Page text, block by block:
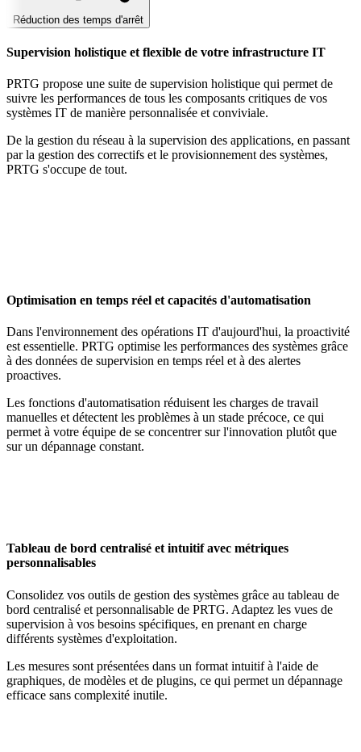
Réduction des temps d'arrêt
Supervision holistique et flexible de votre infrastructure IT
PRTG propose une suite de supervision holistique qui permet de
suivre les performances de tous les composants critiques de vos
systèmes IT de manière personnalisée et conviviale.
De la gestion du réseau à la supervision des applications, en passant
par la gestion des correctifs et le provisionnement des systèmes,
PRTG s'occupe de tout.
Optimisation en temps réel et capacités d'automatisation
Dans l'environnement des opérations IT d'aujourd'hui, la proactivité
est essentielle. PRTG optimise les performances des systèmes grâce
à des données de supervision en temps réel et à des alertes
proactives.
Les fonctions d'automatisation réduisent les charges de travail
manuelles et détectent les problèmes à un stade précoce, ce qui
permet à votre équipe de se concentrer sur l'innovation plutôt que
sur un dépannage constant.
Tableau de bord centralisé et intuitif avec métriques
personnalisables
Consolidez vos outils de gestion des systèmes grâce au tableau de
bord centralisé et personnalisable de PRTG. Adaptez les vues de
supervision à vos besoins spécifiques, en prenant en charge
différents systèmes d'exploitation.
Les mesures sont présentées dans un format intuitif à l'aide de
graphiques, de modèles et de plugins, ce qui permet un dépannage
efficace sans complexité inutile.